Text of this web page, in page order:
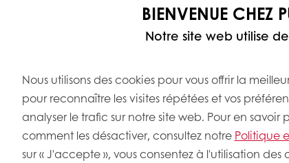
BIENVENUE CHEZ
Notre site web utilise
Nous utilisons des cookies pour vous offrir la
pour reconnaître les visites répétées et vos
analyser le trafic sur notre site web. Pour en savoir
comment les désactiver, consultez notre Politique
sur « J'accepte », vous consentez à l'utilisation des